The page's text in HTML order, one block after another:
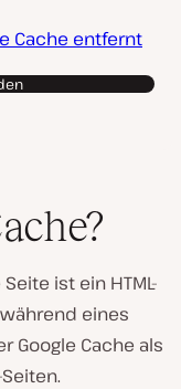
Cache entfernt
ist ein HTML-
eines
Google Cache als